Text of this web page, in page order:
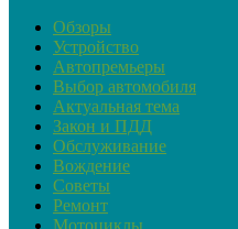
Обзоры
Устройство
Автопремьеры
Выбор автомобиля
Актуальная тема
Закон и ПДД
Обслуживание
Вождение
Советы
Ремонт
Мотоциклы